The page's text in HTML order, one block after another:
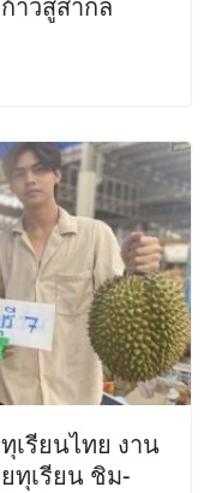
าวสู่สากล
เรียนไทย งาน
ทุเรียน ชิม-